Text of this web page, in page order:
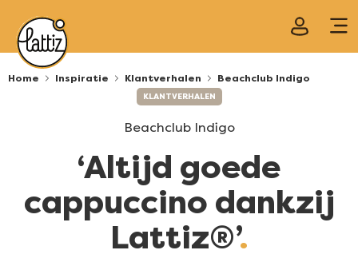
Top Navigation - NL
Home Inspiratie Klantverhalen Beachclub Indigo
KLANTVERHALEN
Beachclub Indigo
‘Altijd goede
cappuccino dankzij
Lattiz®’